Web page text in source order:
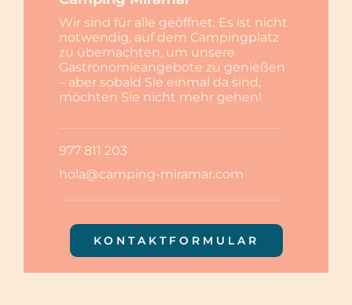
Events
Kontakt
Deutsch
Wir sind für alle geöffnet. Es ist nicht
notwendig, auf dem Campingplatz
zu übernachten, um unsere
Gastronomieangebote zu genießen
– aber sobald Sie einmal da sind,
möchten Sie nicht mehr gehen!
977 811 203
hola@camping-miramar.com
KONTAKTFORMULAR